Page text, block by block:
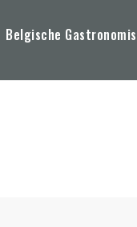
Belgische